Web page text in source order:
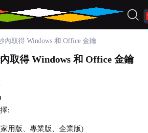
內取得 Windows 和 Office 金鑰
取得 Windows 和 Office 金鑰
:
用版、專業版、企業版)